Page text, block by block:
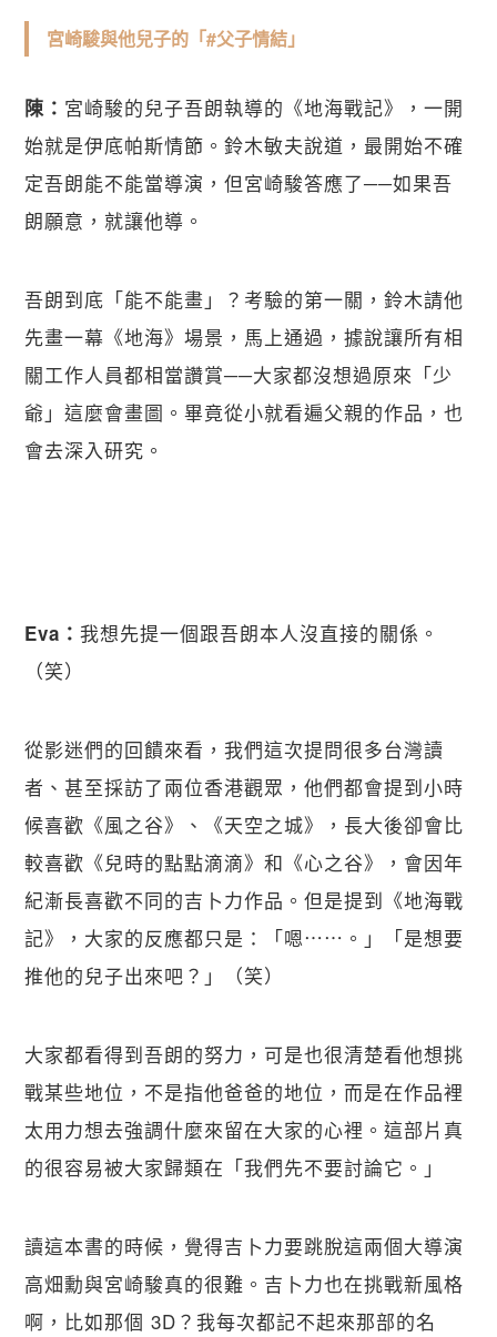
宮崎駿與他兒子的「#父子情結」
陳： 宮崎駿的兒子吾朗執導的《地海戰記》，一開
始就是伊底帕斯情節。鈴木敏夫說道，最開始不確
定吾朗能不能當導演，但宮崎駿答應了──如果吾
朗願意，就讓他導。
吾朗到底「能不能畫」？考驗的第一關，鈴木請他
先畫一幕《地海》場景，馬上通過，據說讓所有相
關工作人員都相當讚賞──大家都沒想過原來「少
爺」這麼會畫圖。畢竟從小就看遍父親的作品，也
會去深入研究。
Eva：我想先提一個跟吾朗本人沒直接的關係。
（笑）
從影迷們的回饋來看，我們這次提問很多台灣讀
者、甚至採訪了兩位香港觀眾，他們都會提到小時
候喜歡《風之谷》、《天空之城》，長大後卻會比
較喜歡《兒時的點點滴滴》和《心之谷》，會因年
紀漸長喜歡不同的吉卜力作品。但是提到《地海戰
記》，大家的反應都只是：「嗯⋯⋯。」「是想要
推他的兒子出來吧？」（笑）
大家都看得到吾朗的努力，可是也很清楚看他想挑
戰某些地位，不是指他爸爸的地位，而是在作品裡
太用力想去強調什麼來留在大家的心裡。這部片真
的很容易被大家歸類在「我們先不要討論它。」
讀這本書的時候，覺得吉卜力要跳脫這兩個大導演
高畑勳與宮崎駿真的很難。吉卜力也在挑戰新風格
啊，比如那個 3D？我每次都記不起來那部的名